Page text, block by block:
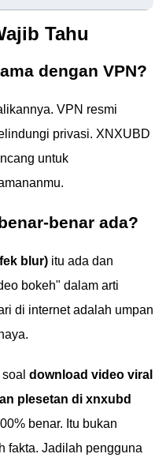
Tahu
dengan VPN?
VPN resmi
privasi. XNXUBD
untuk
benar ada?
blur) itu ada dan
bokeh" dalam arti
di internet adalah umpan
download video viral
plesetan di xnxubd
benar. Itu bukan
fakta. Jadilah pengguna